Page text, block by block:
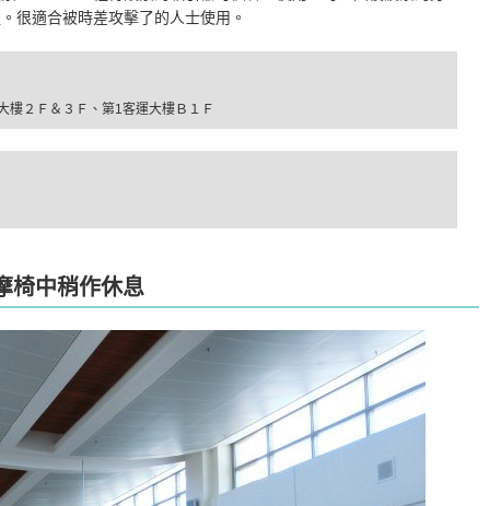
很適合被時差攻擊了的人士使用。
樓２Ｆ＆３Ｆ、第1客運大樓Ｂ１Ｆ
椅中稍作休息